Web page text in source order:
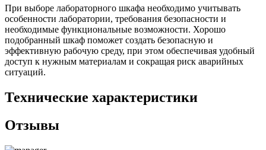
При выборе лабораторного шкафа необходимо учитывать
особенности лаборатории, требования безопасности и
необходимые функциональные возможности. Хорошо
подобранный шкаф поможет создать безопасную и
эффективную рабочую среду, при этом обеспечивая удобный
доступ к нужным материалам и сокращая риск аварийных
ситуаций.
Технические характеристики
Отзывы